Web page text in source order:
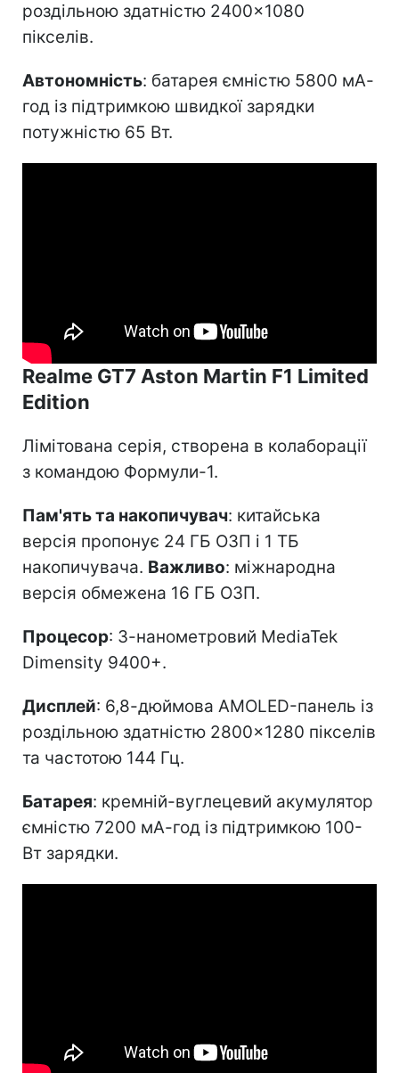
роздільною здатністю 2400×1080
пікселів.
Автономність: батарея ємністю 5800 мА-
год із підтримкою швидкої зарядки
потужністю 65 Вт.
Realme GT7 Aston Martin F1 Limited
Edition
Лімітована серія, створена в колаборації
з командою Формули-1.
Пам'ять та накопичувач: китайська
версія пропонує 24 ГБ ОЗП і 1 ТБ
накопичувача. Важливо: міжнародна
версія обмежена 16 ГБ ОЗП.
Процесор: 3-нанометровий MediaTek
Dimensity 9400+.
Дисплей: 6,8-дюймова AMOLED-панель із
роздільною здатністю 2800×1280 пікселів
та частотою 144 Гц.
Батарея: кремній-вуглецевий акумулятор
ємністю 7200 мА-год із підтримкою 100-
Вт зарядки.